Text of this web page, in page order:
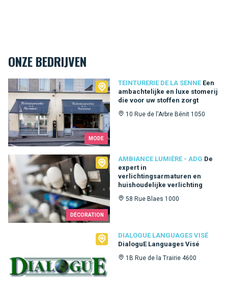
ONZE BEDRIJVEN
MODE
TEINTURERIE DE LA SENNE Een
ambachtelijke en luxe stomerij
die voor uw stoffen zorgt
10 Rue de l'Arbre Bénit 1050
Teinturerie de la Senne
DÉCORATION
AMBIANCE LUMIÈRE - ADG De
expert in
verlichtingsarmaturen en
huishoudelijke verlichting
58 Rue Blaes 1000
Ambiance Lumière - ADG
DIALOGUE LANGUAGES VISÉ
DialoguE Languages Visé
1B Rue de la Trairie 4600
Dialogue Languages Visé